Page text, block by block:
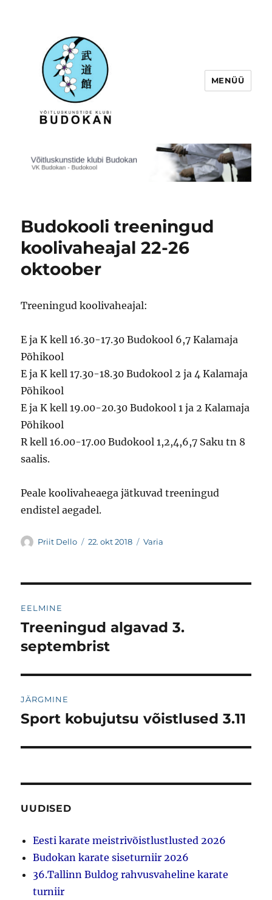
Võitluskunstide klubi Budokan
MENÜÜ
Budokooli treeningud
koolivaheajal 22-26
oktoober
Treeningud koolivaheajal:
E ja K kell 16.30-17.30 Budokool 6,7 Kalamaja
Põhikool
E ja K kell 17.30-18.30 Budokool 2 ja 4 Kalamaja
Põhikool
E ja K kell 19.00-20.30 Budokool 1 ja 2 Kalamaja
Põhikool
R kell 16.00-17.00 Budokool 1,2,4,6,7 Saku tn 8
saalis.
Peale koolivaheaega jätkuvad treeningud
endistel aegadel.
Autor
Priit Dello Postitatud
22. okt 2018 Rubriigid
Varia
EELMINE
Eelmine
postitus:
Treeningud algavad 3.
septembrist
JÄRGMINE
Järgmine
Sport kobujutsu võistlused 3.11
UUDISED
Eesti karate meistrivõistlustlusted 2026
Budokan karate siseturniir 2026
36.Tallinn Buldog rahvusvaheline karate
turniir